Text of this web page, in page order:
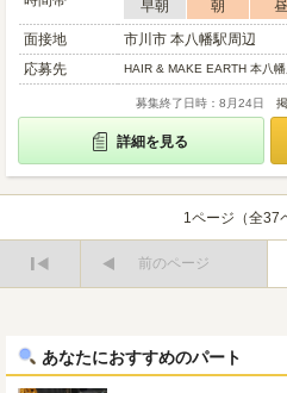
早朝 朝 昼
面接地
市川市 本八幡駅周辺
応募先
HAIR & MAKE EARTH 本八
募集終了日時：8月24日
詳細を見る
1ページ（全37
前のページ
あなたにおすすめのパート